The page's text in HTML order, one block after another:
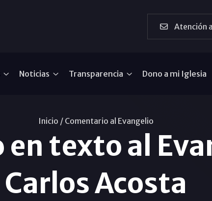
Atención
Noticias Transparencia Dono a mi Iglesia
Inicio / Comentario al Evangelio
texto al
Carlos Acosta